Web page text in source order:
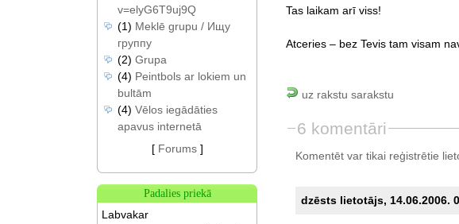
Tas laikam arī viss!
Atceries – bez Tevis tam visam
uz rakstu sarakstu
6 komentāri
Komentēt var tikai reģistrētie
dzēsts lietotājs, 14.06.2006.
v=elyG6T9uj9Q
(1) Meklē grupu / Ищу
группу
(2) Grupa
(4) Peintbols ar lokiem un
bultām
(4) Vēlos iegādāties
apavus internetā
[ Forums]
Padalies priekā
Labvakar